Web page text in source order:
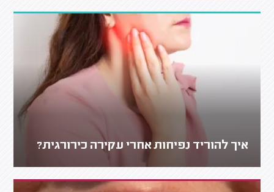
איך להוריד נפיחות אחרי עקירה כירורגית?